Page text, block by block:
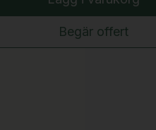
Begär offert